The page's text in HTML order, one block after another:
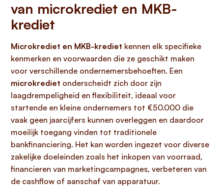
van microkrediet en MKB-
krediet
Microkrediet en MKB-krediet kennen elk specifieke
kenmerken en voorwaarden die ze geschikt maken
voor verschillende ondernemersbehoeften. Een
microkrediet onderscheidt zich door zijn
laagdrempeligheid en flexibiliteit, ideaal voor
startende en kleine ondernemers tot €50.000 die
vaak geen jaarcijfers kunnen overleggen en daardoor
moeilijk toegang vinden tot traditionele
bankfinanciering. Het kan worden ingezet voor diverse
zakelijke doeleinden zoals het inkopen van voorraad,
financieren van marketingcampagnes, verbeteren van
de cashflow of aanschaf van apparatuur.